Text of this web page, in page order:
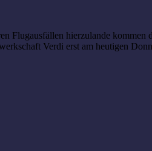
Flugausfällen hierzulande
Verdi erst am heutigen